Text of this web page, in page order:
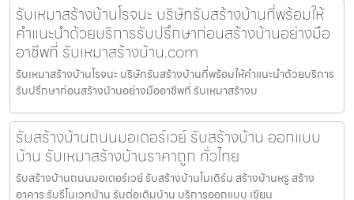
รับเหมาสร้างบ้านโรจนะ บริษัทรับสร้างบ้านที่พร้อมให้
คำแนะนำด้วยบริการรับปรึกษาก่อนสร้างบ้านอย่างมือ
อาชีพที่ รับเหมาสร้างบ้าน.com
รับเหมาสร้างบ้านโรจนะ บริษัทรับสร้างบ้านที่พร้อมให้คำแนะนำด้วยบริการ
รับปรึกษาก่อนสร้างบ้านอย่างมืออาชีพที่ รับเหมาสร้างบ
รับสร้างบ้านถนนมอเตอร์เวย์ รับสร้างบ้าน ออกแบบ
บ้าน รับเหมาสร้างบ้านราคาถูก ทั่วไทย
รับสร้างบ้านถนนมอเตอร์เวย์ รับสร้างบ้านโมเดิร์น สร้างบ้านหรู สร้าง
อาคาร รับรีโนเวทบ้าน รับต่อเติมบ้าน บริการออกแบบ เขียน